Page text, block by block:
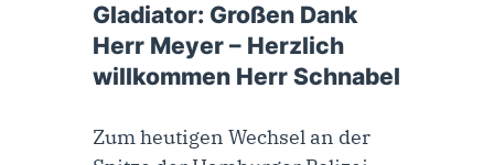
Gladiator: Großen Dank
Herr Meyer – Herzlich
willkommen Herr Schnabel
Zum heutigen Wechsel an der